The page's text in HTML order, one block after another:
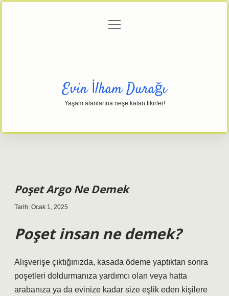
Gizlilik Politikası
menüyü
Evin İlham Durağı
Yaşam alanlarına neşe katan fikirler!
Poşet Argo Ne Demek
Tarih: Ocak 1, 2025
Poşet insan ne demek?
Alışverişe çıktığınızda, kasada ödeme yaptıktan sonra
poşetleri doldurmanıza yardımcı olan veya hatta
arabanıza ya da evinize kadar size eşlik eden kişilere